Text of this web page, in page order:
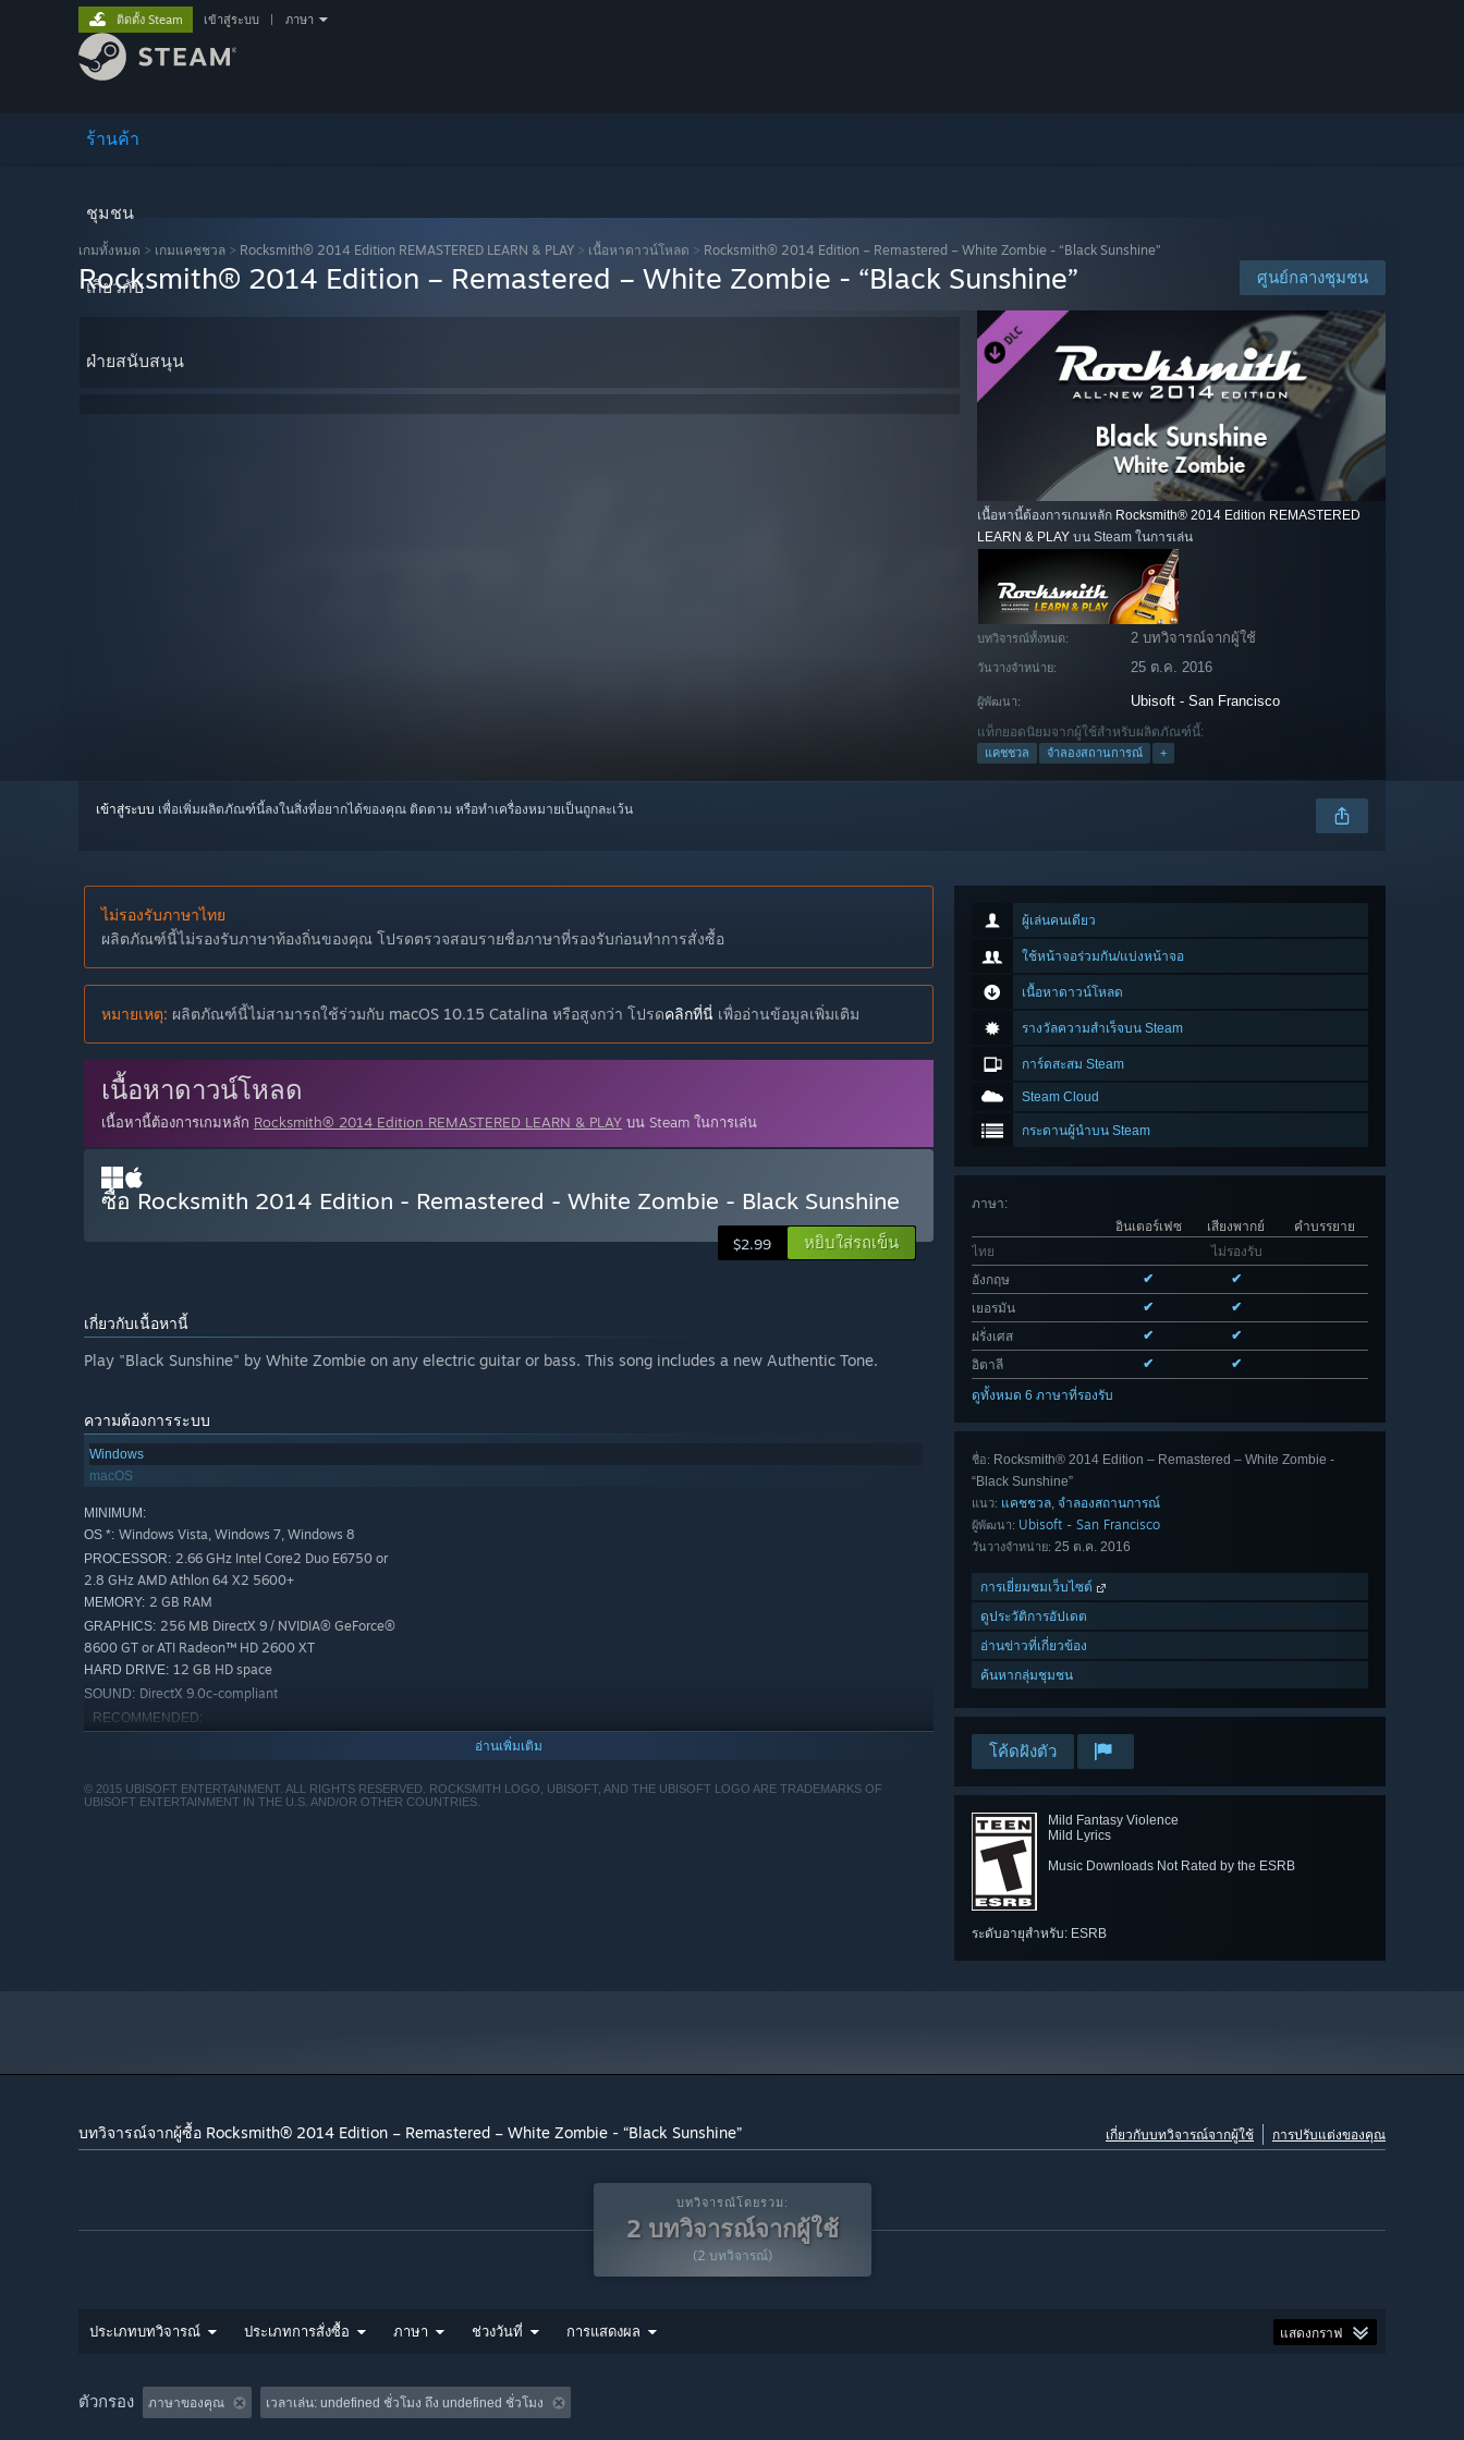
ร้านค้า
ชุมชน
เกี่ยวกับ
ฝ่ายสนับสนุน
ติดตั้ง Steam เข้าสู่ระบบ ภาษา
เกมทั้งหมด > เกมแคชชวล > Rocksmith® 2014 Edition REMASTERED LEARN & PLAY > เนื้อหาดาวน์โหลด > Rocksmith® 2014 Edition – Remastered – White Zombie - “Black Sunshine”
ศูนย์กลางชุมชน
Rocksmith® 2014 Edition – Remastered – White Zombie - “Black Sunshine”
เนื้อหานี้ต้องการเกมหลัก Rocksmith® 2014 Edition REMASTERED
LEARN & PLAY บน Steam ในการเล่น
บทวิจารณ์ทั้งหมด: 2 บทวิจารณ์จากผู้ใช้
วันวางจำหน่าย: 25 ต.ค. 2016
ผู้พัฒนา: Ubisoft - San Francisco
แท็กยอดนิยมจากผู้ใช้สำหรับผลิตภัณฑ์นี้:
แคชชวล จำลองสถานการณ์ +
เข้าสู่ระบบ เพื่อเพิ่มผลิตภัณฑ์นี้ลงในสิ่งที่อยากได้ของคุณ ติดตาม หรือทำเครื่องหมายเป็นถูกละเว้น
ผู้เล่นคนเดียว
ใช้หน้าจอร่วมกัน/แบ่งหน้าจอ
เนื้อหาดาวน์โหลด
รางวัลความสำเร็จบน Steam
การ์ดสะสม Steam
Steam Cloud
กระดานผู้นำบน Steam
ภาษา:
อินเตอร์เฟซ
เสียงพากย์
คำบรรยาย
ไทย
ไม่รองรับ
อังกฤษ
✔
✔
เยอรมัน
✔
✔
ฝรั่งเศส
✔
✔
อิตาลี
✔ ✔
ดูทั้งหมด 6 ภาษาที่รองรับ
ชื่อ: Rocksmith® 2014 Edition – Remastered – White Zombie -
“Black Sunshine”
แนว: แคชชวล, จำลองสถานการณ์
ผู้พัฒนา: Ubisoft - San Francisco
วันวางจำหน่าย: 25 ต.ค. 2016
การเยี่ยมชมเว็บไซต์
ดูประวัติการอัปเดต
อ่านข่าวที่เกี่ยวข้อง
ค้นหากลุ่มชุมชน
โค้ดฝังตัว
Mild Fantasy Violence
Mild Lyrics
Music Downloads Not Rated by the ESRB
ระดับอายุสำหรับ: ESRB
ไม่รองรับภาษาไทย
ผลิตภัณฑ์นี้ไม่รองรับภาษาท้องถิ่นของคุณ โปรดตรวจสอบรายชื่อภาษาที่รองรับก่อนทำการสั่งซื้อ
หมายเหตุ: ผลิตภัณฑ์นี้ไม่สามารถใช้ร่วมกับ macOS 10.15 Catalina หรือสูงกว่า โปรดคลิกที่นี่ เพื่ออ่านข้อมูลเพิ่มเติม
เนื้อหาดาวน์โหลด
เนื้อหานี้ต้องการเกมหลัก Rocksmith® 2014 Edition REMASTERED LEARN & PLAY บน Steam ในการเล่น
ซื้อ Rocksmith 2014 Edition - Remastered - White Zombie - Black Sunshine
$2.99 หยิบใส่รถเข็น
เกี่ยวกับเนื้อหานี้
Play "Black Sunshine" by White Zombie on any electric guitar or bass. This song includes a new Authentic Tone.
ความต้องการระบบ
Windows
macOS
MINIMUM:
OS *: Windows Vista, Windows 7, Windows 8
PROCESSOR: 2.66 GHz Intel Core2 Duo E6750 or
2.8 GHz AMD Athlon 64 X2 5600+
MEMORY: 2 GB RAM
GRAPHICS: 256 MB DirectX 9 / NVIDIA® GeForce®
8600 GT or ATI Radeon™ HD 2600 XT
HARD DRIVE: 12 GB HD space
SOUND: DirectX 9.0c-compliant
RECOMMENDED:
Athlon II X3 455
MEMORY: 4 GB RAM
อ่านเพิ่มเติม
© 2015 UBISOFT ENTERTAINMENT. ALL RIGHTS RESERVED. ROCKSMITH LOGO, UBISOFT, AND THE UBISOFT LOGO ARE TRADEMARKS OF
UBISOFT ENTERTAINMENT IN THE U.S. AND/OR OTHER COUNTRIES.
บทวิจารณ์จากผู้ซื้อ Rocksmith® 2014 Edition – Remastered – White Zombie - “Black Sunshine” เกี่ยวกับบทวิจารณ์จากผู้ใช้ การปรับแต่งของคุณ
บทวิจารณ์โดยรวม:
2 บทวิจารณ์จากผู้ใช้
(2 บทวิจารณ์)
ประเภทบทวิจารณ์ ประเภทการสั่งซื้อ ภาษา ช่วงวันที่ การแสดงผล แสดงกราฟ
ตัวกรอง ภาษาของคุณ เวลาเล่น: undefined ชั่วโมง ถึง undefined ชั่วโมง